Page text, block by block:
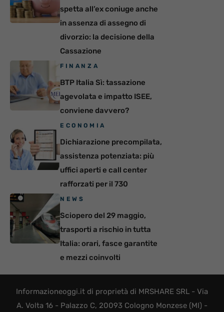
spetta all’ex coniuge anche
in assenza di assegno di
divorzio: la decisione della
Cassazione
FINANZA
BTP Italia Sì: tassazione
agevolata e impatto ISEE,
conviene davvero?
ECONOMIA
Dichiarazione precompilata,
assistenza potenziata: più
uffici aperti e call center
rafforzati per il 730
NEWS
Sciopero del 29 maggio,
trasporti a rischio in tutta
Italia: orari, fasce garantite
e mezzi coinvolti
Informazioneoggi.it di proprietà di MRSHARE SRL - Via
A. Volta 16 - Palazzo C, 20093 Cologno Monzese (MI) -